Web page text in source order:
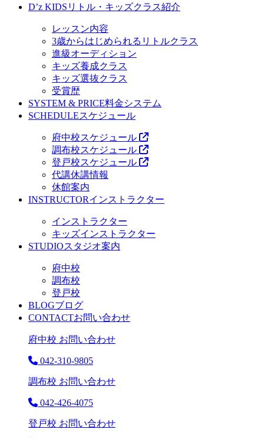
D’z KIDS リトル・キッズクラス紹介
レッスン内容
3歳からはじめられるリトルクラス
進級オーディション
キッズ養成クラス
キッズ選抜クラス
受賞歴
SYSTEM & PRICE料金システム
SCHEDULEスケジュール
府中校スケジュール
調布校スケジュール
登戸校スケジュール
代講休講情報
休館案内
INSTRUCTORインストラクター
インストラクター
キッズインストラクター
STUDIOスタジオ案内
府中校
調布校
登戸校
BLOGブログ
CONTACTお問い合わせ
府中校 お問い合わせ
042-310-9805
調布校 お問い合わせ
042-426-4075
登戸校 お問い合わせ